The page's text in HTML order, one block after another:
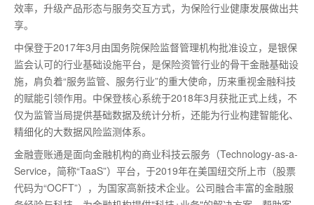
效率，升级产品形态与服务交互方式，为保险行业健康发展做出共
享。
中保登于2017年3月由国务院保险监督管理机构批准设立，是银保
监会认可的行业基础设施平台，是保险资管行业的骨干金融基础设
施，肩负着“服务监管、服务行业”的重大使命，历来重视金融科技
的赋能引领作用。中保登核心系统于2018年3月获批正式上线，不
仅为监管当局提供基础数据及统计分析，还能为行业构建智能化、
精细化的大数据风险监测体系。
金融壹账通是面向金融机构的商业科技云服务（Technology-as-a-
Service，简称“TaaS”）平台，于2019年在美国纽交所上市（股票
代码为“OCFT”），为国家高新技术企业。公司融合丰富的金融服